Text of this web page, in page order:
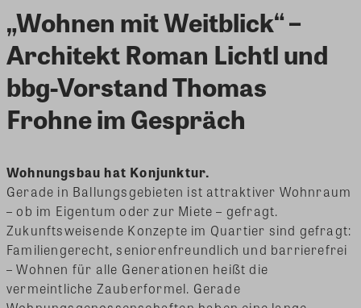
„Wohnen mit Weitblick“ –
Architekt Roman Lichtl und
bbg-Vorstand Thomas
Frohne im Gespräch
Wohnungsbau hat Konjunktur.
Gerade in Ballungsgebieten ist attraktiver Wohnraum
– ob im Eigentum oder zur Miete – gefragt.
Zukunftsweisende Konzepte im Quartier sind gefragt:
Familiengerecht, seniorenfreundlich und barrierefrei
– Wohnen für alle Generationen heißt die
vermeintliche Zauberformel. Gerade